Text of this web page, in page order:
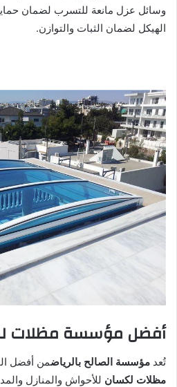
وسائل عزل مانعة للتسرب لضمان
الهيكل لضمان الثبات والتوازن.
أفضل مؤسسة مظلات
تُعد مؤسسة الصالح بالرياضمن أفضل
مظلات لكسان للأحواش والمنازل